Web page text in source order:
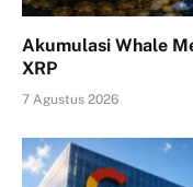
Akumulasi Whale
XRP
7 Agustus 2026